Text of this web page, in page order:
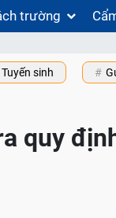
trường
Tuyến sinh
quy